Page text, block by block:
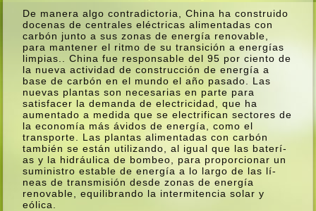
De manera algo contradictoria, China ha construido
docenas de centrales eléctricas alimentadas con
carbón junto a sus zonas de energí­a renovable,
para mantener el ritmo de su transición a energí­as
limpias.. China fue responsable del 95 por ciento de
la nueva actividad de construcción de energí­a a
base de carbón en el mundo el año pasado. Las
nuevas plantas son necesarias en parte para
satisfacer la demanda de electricidad, que ha
aumentado a medida que se electrifican sectores de
la economí­a más ávidos de energí­a, como el
transporte. Las plantas alimentadas con carbón
también se están utilizando, al igual que las baterí­
as y la hidráulica de bombeo, para proporcionar un
suministro estable de energí­a a lo largo de las lí­
neas de transmisión desde zonas de energí­a
renovable, equilibrando la intermitencia solar y
eólica.